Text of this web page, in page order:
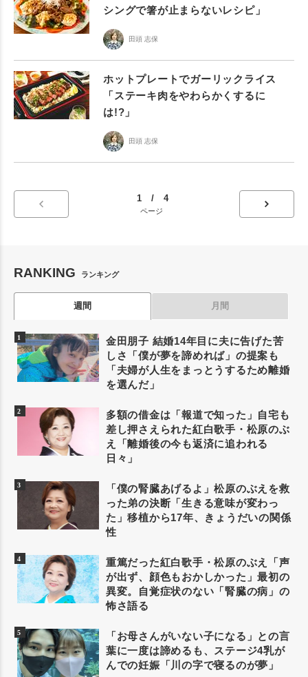
シングで箸が止まらないレシピ」
田頭 志保
ホットプレートでガーリックライス
「ステーキ肉をやわらかくするに
は!?」
田頭 志保
1 / 4
ページ
RANKING ランキング
週間 月間
金田朋子 結婚14年目に夫に告げた苦
しさ「僕が夢を諦めれば」の提案も
「夫婦が人生をまっとうするため離婚
を選んだ」
多額の借金は「報道で知った」自宅も
差し押さえられた紅白歌手・松原のぶ
え「離婚後の今も返済に追われる
日々」
「僕の腎臓あげるよ」松原のぶえを救
った弟の決断「生きる意味が変わっ
た」移植から17年、きょうだいの関係
性
重篤だった紅白歌手・松原のぶえ「声
が出ず、顔色もおかしかった」最初の
異変。自覚症状のない「腎臓の病」の
怖さ語る
「お母さんがいない子になる」との言
葉に一度は諦めるも、ステージ4乳が
んでの妊娠「川の字で寝るのが夢」